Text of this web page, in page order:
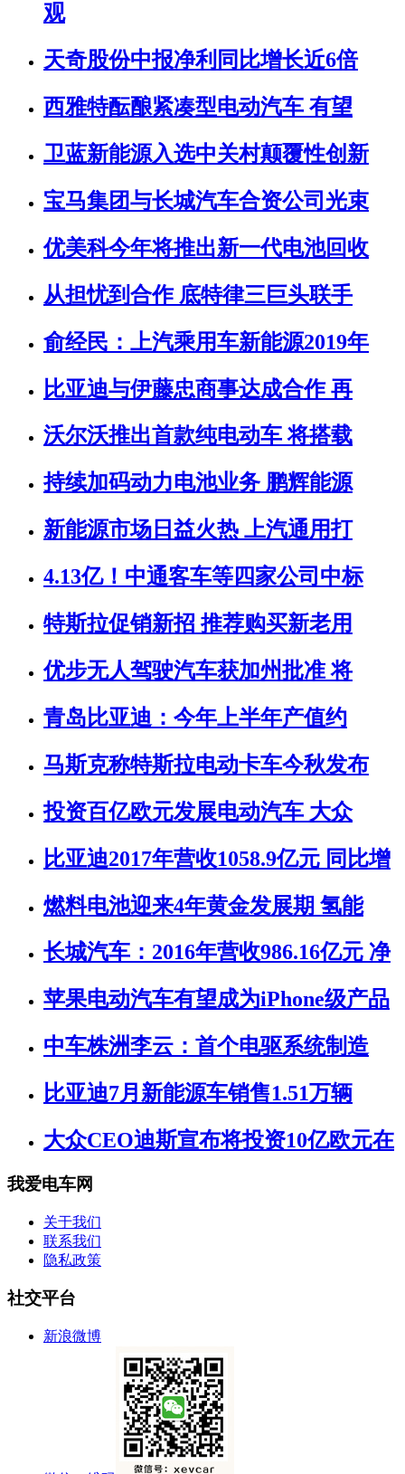
观
天奇股份中报净利同比增长近6倍
西雅特酝酿紧凑型电动汽车 有望
卫蓝新能源入选中关村颠覆性创新
宝马集团与长城汽车合资公司光束
优美科今年将推出新一代电池回收
从担忧到合作 底特律三巨头联手
俞经民：上汽乘用车新能源2019年
比亚迪与伊藤忠商事达成合作 再
沃尔沃推出首款纯电动车 将搭载
持续加码动力电池业务 鹏辉能源
新能源市场日益火热 上汽通用打
4.13亿！中通客车等四家公司中标
特斯拉促销新招 推荐购买新老用
优步无人驾驶汽车获加州批准 将
青岛比亚迪：今年上半年产值约
马斯克称特斯拉电动卡车今秋发布
投资百亿欧元发展电动汽车 大众
比亚迪2017年营收1058.9亿元 同比增
燃料电池迎来4年黄金发展期 氢能
长城汽车：2016年营收986.16亿元 净
苹果电动汽车有望成为iPhone级产品
中车株洲李云：首个电驱系统制造
比亚迪7月新能源车销售1.51万辆
大众CEO迪斯宣布将投资10亿欧元在
我爱电车网
关于我们
联系我们
隐私政策
社交平台
新浪微博